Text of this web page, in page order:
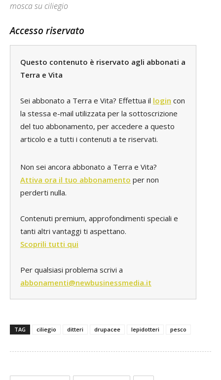
mosca su ciliegio
Accesso riservato
Questo contenuto è riservato agli abbonati a
Terra e Vita
Sei abbonato a Terra e Vita? Effettua il login con
la stessa e-mail utilizzata per la sottoscrizione
del tuo abbonamento, per accedere a questo
articolo e a tutti i contenuti a te riservati.
Non sei ancora abbonato a Terra e Vita?
Attiva ora il tuo abbonamento per non
perderti nulla.
Contenuti premium, approfondimenti speciali e
tanti altri vantaggi ti aspettano.
Scoprili tutti qui
Per qualsiasi problema scrivi a
abbonamenti@newbusinessmedia.it
TAG ciliegio ditteri drupacee lepidotteri pesco